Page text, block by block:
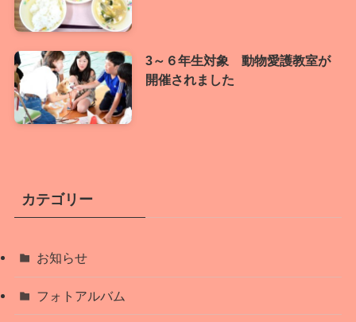
3～６年生対象 動物愛護教室が
開催されました
カテゴリー
お知らせ
フォトアルバム